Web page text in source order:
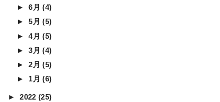
►6月(4)
►5月(5)
►4月(5)
►3月(4)
►2月(5)
► 1月(6)
►2022(25)